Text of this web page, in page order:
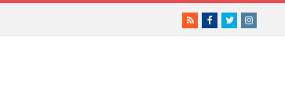
RSSFacebook
TwitterInstagram